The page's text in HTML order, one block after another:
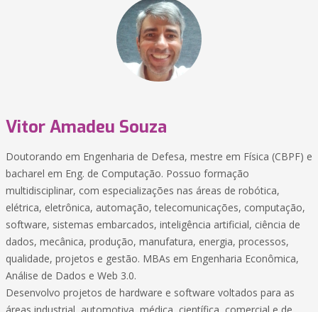
Vitor Amadeu Souza
Doutorando em Engenharia de Defesa, mestre em Física (CBPF) e
bacharel em Eng. de Computação. Possuo formação
multidisciplinar, com especializações nas áreas de robótica,
elétrica, eletrônica, automação, telecomunicações, computação,
software, sistemas embarcados, inteligência artificial, ciência de
dados, mecânica, produção, manufatura, energia, processos,
qualidade, projetos e gestão. MBAs em Engenharia Econômica,
Análise de Dados e Web 3.0.
Desenvolvo projetos de hardware e software voltados para as